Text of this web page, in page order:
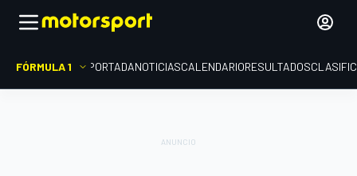
FÓRMULA 1 PORTADANOTICIASCALENDARIORESULTADOS